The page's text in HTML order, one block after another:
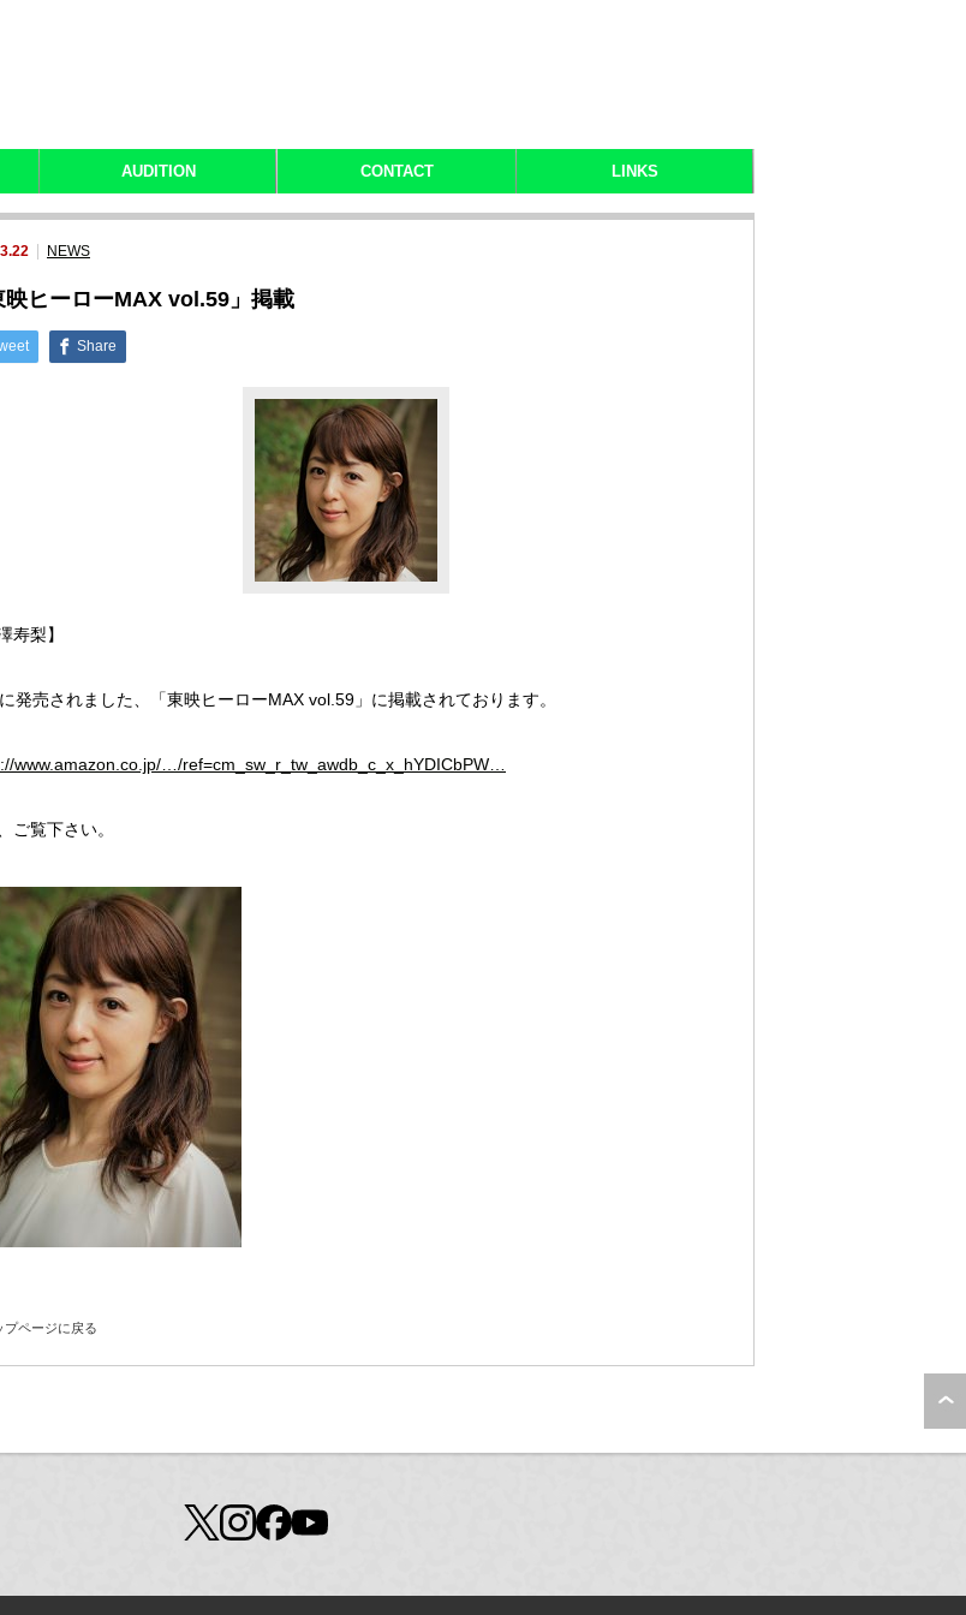
AUDITION CONTACT LINKS
NEWS
映ヒーローMAX vol.59」掲載
Share
寿梨】
発売されました、「東映ヒーローMAX vol.59」に掲載されております。
www.amazon.co.jp/…/ref=cm_sw_r_tw_awdb_c_x_hYDICbPW…
ご覧下さい。
プページに戻る